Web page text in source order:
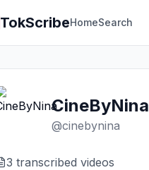
TokScribeHomeSearch
CineByNina
@cinebynina
3 transcribed videos